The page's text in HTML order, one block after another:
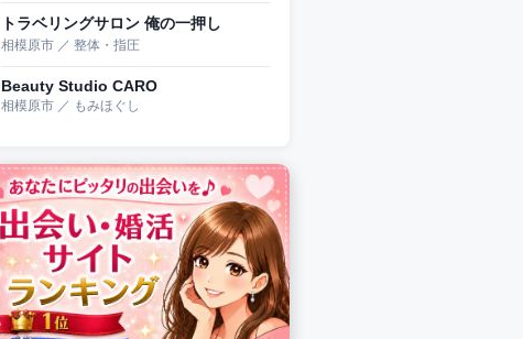
トラベリングサロン 俺の一押し
相模原市 ／ 整体・指圧
Beauty Studio CARO
相模原市 ／ もみほぐし